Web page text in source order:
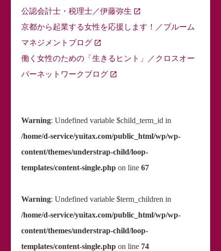
公認会計士・税理士／伊藤弥生
京都から起業する女性を応援します！／ブルーム
マネジメントブログ
働く女性のための「生きるヒント」／クロスオー
バーネットワークブログ
Warning: Undefined variable $child_term_id in
/home/d-service/yuitax.com/public_html/wp/wp-
content/themes/understrap-child/loop-
templates/content-single.phpon line 67
Warning: Undefined variable $term_children in
/home/d-service/yuitax.com/public_html/wp/wp-
content/themes/understrap-child/loop-
templates/content-single.phpon line 74